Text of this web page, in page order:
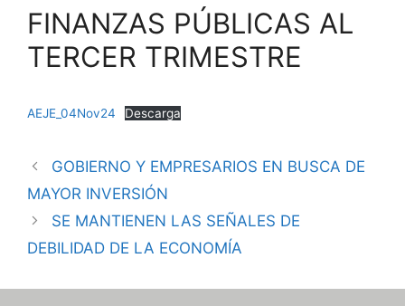
FINANZAS PÚBLICAS AL
TERCER TRIMESTRE
AEJE_04Nov24 Descarga
GOBIERNO Y EMPRESARIOS EN BUSCA DE
MAYOR INVERSIÓN
SE MANTIENEN LAS SEÑALES DE
DEBILIDAD DE LA ECONOMÍA